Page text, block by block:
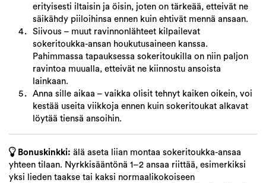
erityisesti iltaisin ja öisin, joten on tärkeää, etteivät ne
säikähdy piiloihinsa ennen kuin ehtivät mennä ansaan.
Siivous – muut ravinnonlähteet kilpailevat
sokeritoukka-ansan houkutusaineen kanssa.
Pahimmassa tapauksessa sokeritoukilla on niin paljon
ravintoa muualla, etteivät ne kiinnostu ansoista
lainkaan.
Anna sille aikaa – vaikka olisit tehnyt kaiken oikein, voi
kestää useita viikkoja ennen kuin sokeritoukat alkavat
löytää tiensä ansoihin.
Bonuskinkki: älä aseta liian montaa sokeritoukka-ansaa
yhteen tilaan. Nyrkkisääntönä 1–2 ansaa riittää, esimerkiksi
yksi lieden taakse tai kaksi normaalikokoiseen